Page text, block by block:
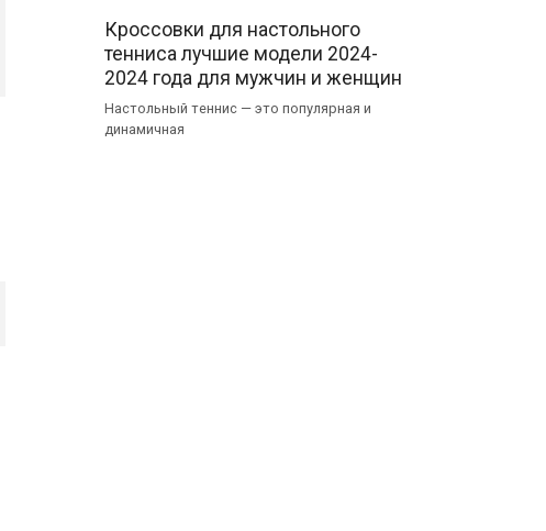
Кроссовки для настольного
тенниса лучшие модели 2024-
2024 года для мужчин и женщин
Настольный теннис — это популярная и
динамичная